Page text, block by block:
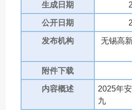
生成日期
公开日期
发布机构
无锡高
附件下载
内容概述
2025年
九